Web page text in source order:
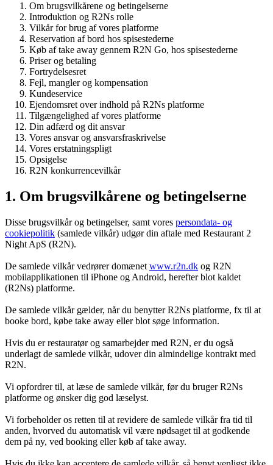
Om brugsvilkårene og betingelserne
Introduktion og R2Ns rolle
Vilkår for brug af vores platforme
Reservation af bord hos spisestederne
Køb af take away gennem R2N Go, hos spisestederne
Priser og betaling
Fortrydelsesret
Fejl, mangler og kompensation
Kundeservice
Ejendomsret over indhold på R2Ns platforme
Tilgængelighed af vores platforme
Din adfærd og dit ansvar
Vores ansvar og ansvarsfraskrivelse
Vores erstatningspligt
Opsigelse
R2N konkurrencevilkår
1. Om brugsvilkårene og betingelserne
Disse brugsvilkår og betingelser, samt vores persondata- og
cookiepolitik (samlede vilkår) udgør din aftale med Restaurant 2
Night ApS (R2N).
De samlede vilkår vedrører domænet www.r2n.dk og R2N
mobilapplikationen til iPhone og Android, herefter blot kaldet
(R2Ns) platforme.
De samlede vilkår gælder, når du benytter R2Ns platforme, fx til at
booke bord, købe take away eller blot søge information.
Hvis du er restauratør og samarbejder med R2N, er du også
underlagt de samlede vilkår, udover din almindelige kontrakt med
R2N.
Vi opfordrer til, at læse de samlede vilkår, før du bruger R2Ns
platforme og ønsker dig god læselyst.
Vi forbeholder os retten til at revidere de samlede vilkår fra tid til
anden, hvorved du automatisk vil være nødsaget til at godkende
dem på ny, ved booking eller køb af take away.